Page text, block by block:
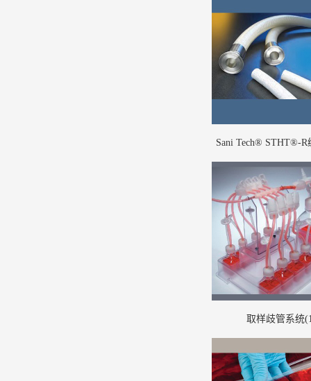
Sani Tech® STHT®-R
型硅胶扣压管
取样歧管系统